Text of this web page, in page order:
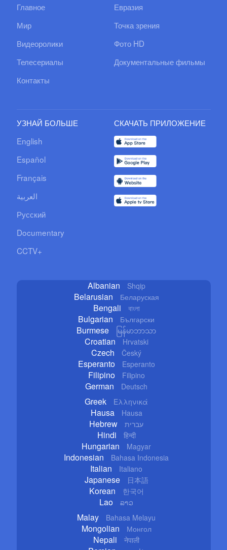
Главное
Евразия
Мир
Точка зрения
Видеоролики
Фото HD
Телесериалы
Документальные фильмы
Контакты
УЗНАЙ БОЛЬШЕ
English
Español
Français
العربية
Русский
Documentary
CCTV+
СКАЧАТЬ ПРИЛОЖЕНИЕ
Albanian Shqip
Belarusian Беларуская
Bengali বাংলা
Bulgarian Български
Burmese မြန်မာဘာသာ
Croatian Hrvatski
Czech Český
Esperanto Esperanto
Filipino Filipino
German Deutsch
Greek Ελληνικά
Hausa Hausa
Hebrew עברית
Hindi हिन्दी
Hungarian Magyar
Indonesian Bahasa Indonesia
Italian Italiano
Japanese 日本語
Korean 한국어
Lao ລາວ
Malay Bahasa Melayu
Mongolian Монгол
Nepali नेपाली